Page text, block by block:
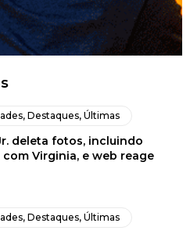
,Destaques,Últimas
deleta fotos, incluindo
Virginia, e web reage
,Destaques,Últimas